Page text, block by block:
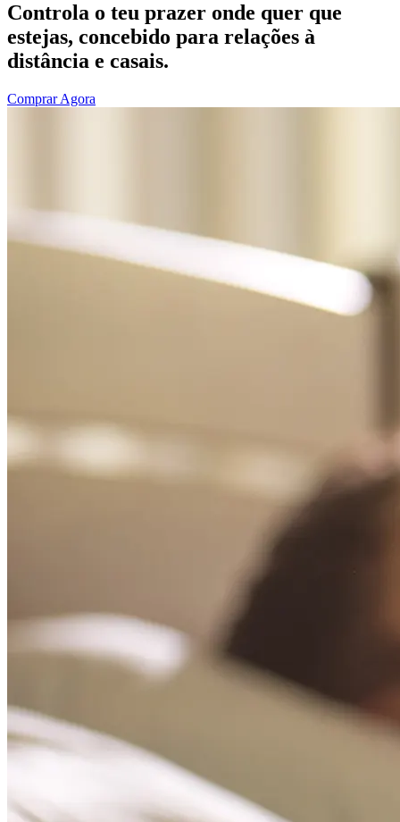
Controla o teu prazer onde quer que
estejas, concebido para relações à
distância e casais.
Comprar Agora